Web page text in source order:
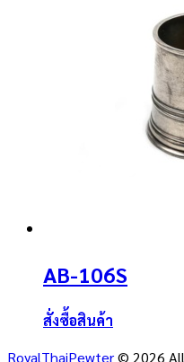
AB-106S
สั่งซื้อสินค้า
RoyalThaiPewter© 2026